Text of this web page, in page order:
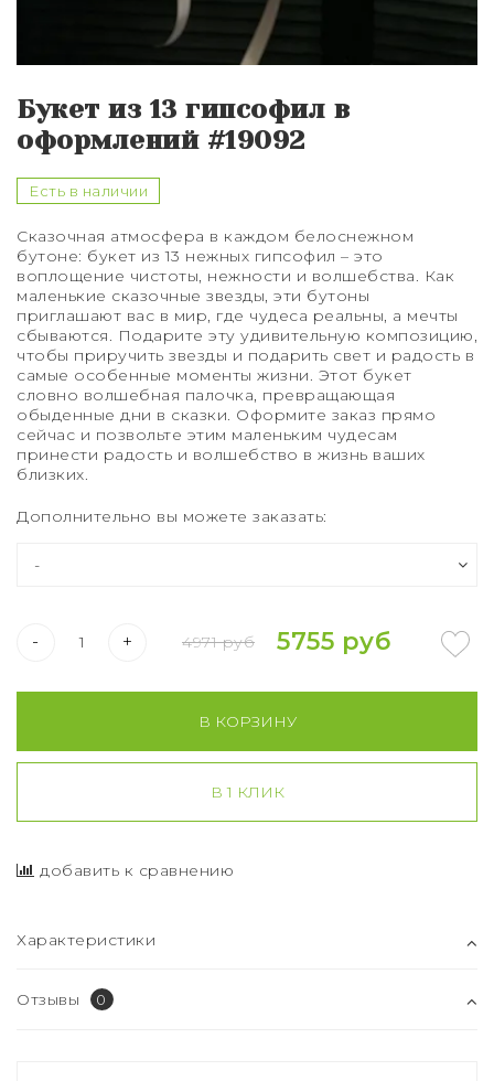
Букет из 13 гипсофил в
оформлений #19092
Есть в наличии
Сказочная атмосфера в каждом белоснежном
бутоне: букет из 13 нежных гипсофил – это
воплощение чистоты, нежности и волшебства. Как
маленькие сказочные звезды, эти бутоны
приглашают вас в мир, где чудеса реальны, а мечты
сбываются. Подарите эту удивительную композицию,
чтобы приручить звезды и подарить свет и радость в
самые особенные моменты жизни. Этот букет
словно волшебная палочка, превращающая
обыденные дни в сказки. Оформите заказ прямо
сейчас и позвольте этим маленьким чудесам
принести радость и волшебство в жизнь ваших
близких.
Дополнительно вы можете заказать:
- + 4971 руб 5755 руб
В КОРЗИНУ
В 1 КЛИК
добавить к сравнению
Характеристики
Отзывы 0
Букет из 151 розы
Букет из 201 розы
Букет из 301 розы
Розы XXL